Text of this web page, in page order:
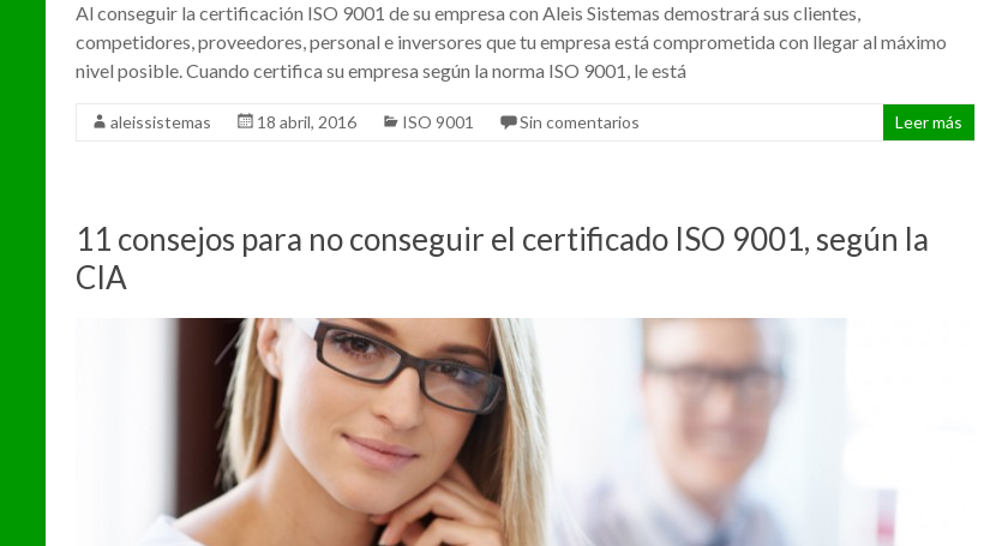
Al conseguir la certificación ISO 9001 de su empresa con Aleis Sistemas demostrará sus clientes,
competidores, proveedores, personal e inversores que tu empresa está comprometida con llegar al máximo
nivel posible. Cuando certifica su empresa según la norma ISO 9001, le está
aleissistemas 18 abril, 2016 ISO 9001 Sin comentarios Leer más
11 consejos para no conseguir el certificado ISO 9001, según la
CIA